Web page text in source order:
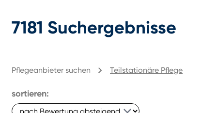
7181 Suchergebnisse
Pflegeanbieter suchen Teilstationäre Pflege
sortieren: